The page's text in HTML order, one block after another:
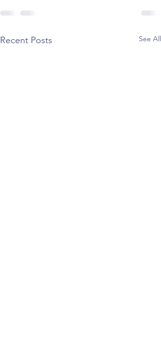
Recent Posts See All